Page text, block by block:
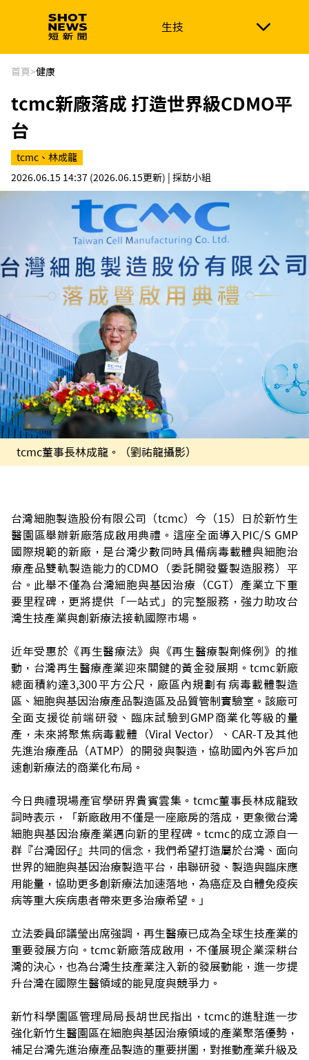
生技
生技 政治
新南向 體育
首頁>健康
tcmc新廠落成 打造世界級CDMO平
台
tcmc、林成龍
2026.06.15 14:37 (2026.06.15更新) | 採訪小組
tcmc董事長林成龍。（劉祐龍攝影）
台灣細胞製造股份有限公司（tcmc）今（15）日於新竹生
醫園區舉辦新廠落成啟用典禮。這座全面導入PIC/S GMP
國際規範的新廠，是台灣少數同時具備病毒載體與細胞治
療產品雙軌製造能力的CDMO（委託開發暨製造服務）平
台。此舉不僅為台灣細胞與基因治療（CGT）產業立下重
要里程碑，更將提供「一站式」的完整服務，強力助攻台
灣生技產業與創新療法接軌國際市場。
近年受惠於《再生醫療法》與《再生醫療製劑條例》的推
動，台灣再生醫療產業迎來關鍵的黃金發展期。tcmc新廠
總面積約達3,300平方公尺，廠區內規劃有病毒載體製造
區、細胞與基因治療產品製造區及品質管制實驗室。該廠可
全面支援從前端研發、臨床試驗到GMP商業化等級的量
產，未來將聚焦病毒載體（Viral Vector）、CAR-T及其他
先進治療產品（ATMP）的開發與製造，協助國內外客戶加
速創新療法的商業化布局。
今日典禮現場產官學研界貴賓雲集。tcmc董事長林成龍致
詞時表示，「新廠啟用不僅是一座廠房的落成，更象徵台灣
細胞與基因治療產業邁向新的里程碑。tcmc的成立源自一
群『台灣囡仔』共同的信念，我們希望打造屬於台灣、面向
世界的細胞與基因治療製造平台，串聯研發、製造與臨床應
用能量，協助更多創新療法加速落地，為癌症及自體免疫疾
病等重大疾病患者帶來更多治療希望。」
立法委員邱議瑩出席強調，再生醫療已成為全球生技產業的
重要發展方向。tcmc新廠落成啟用，不僅展現企業深耕台
灣的決心，也為台灣生技產業注入新的發展動能，進一步提
升台灣在國際生醫領域的能見度與競爭力。
新竹科學園區管理局局長胡世民指出，tcmc的進駐進一步
強化新竹生醫園區在細胞與基因治療領域的產業聚落優勢，
補足台灣先進治療產品製造的重要拼圖，對推動產業升級及